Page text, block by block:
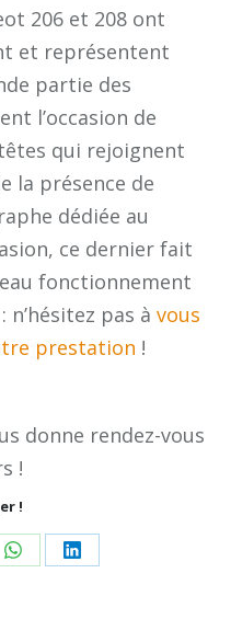
206 et 208 ont
et représentent
partie des
l’occasion de
qui rejoignent
la présence de
dédiée au
ce dernier fait
fonctionnement
pas à vous
prestation !
donne rendez-vous
!
!
Share Share